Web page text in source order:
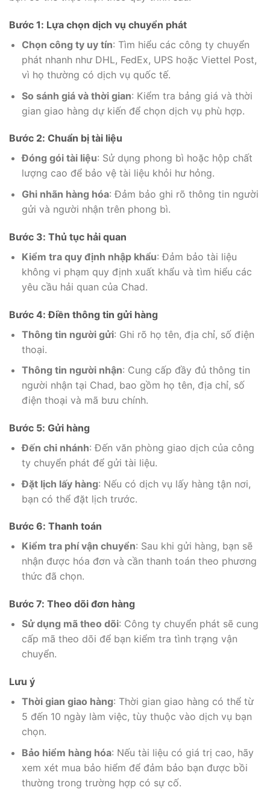
Bước 1: Lựa chọn dịch vụ chuyển phát
Chọn công ty uy tín: Tìm hiểu các công ty chuyển
phát nhanh như DHL, FedEx, UPS hoặc Viettel Post,
vì họ thường có dịch vụ quốc tế.
So sánh giá và thời gian: Kiểm tra bảng giá và thời
gian giao hàng dự kiến để chọn dịch vụ phù hợp.
Bước 2: Chuẩn bị tài liệu
Đóng gói tài liệu: Sử dụng phong bì hoặc hộp chất
lượng cao để bảo vệ tài liệu khỏi hư hỏng.
Ghi nhãn hàng hóa: Đảm bảo ghi rõ thông tin người
gửi và người nhận trên phong bì.
Bước 3: Thủ tục hải quan
Kiểm tra quy định nhập khẩu: Đảm bảo tài liệu
không vi phạm quy định xuất khẩu và tìm hiểu các
yêu cầu hải quan của Chad.
Bước 4: Điền thông tin gửi hàng
Thông tin người gửi: Ghi rõ họ tên, địa chỉ, số điện
thoại.
Thông tin người nhận: Cung cấp đầy đủ thông tin
người nhận tại Chad, bao gồm họ tên, địa chỉ, số
điện thoại và mã bưu chính.
Bước 5: Gửi hàng
Đến chi nhánh: Đến văn phòng giao dịch của công
ty chuyển phát để gửi tài liệu.
Đặt lịch lấy hàng: Nếu có dịch vụ lấy hàng tận nơi,
bạn có thể đặt lịch trước.
Bước 6: Thanh toán
Kiểm tra phí vận chuyển: Sau khi gửi hàng, bạn sẽ
nhận được hóa đơn và cần thanh toán theo phương
thức đã chọn.
Bước 7: Theo dõi đơn hàng
Sử dụng mã theo dõi: Công ty chuyển phát sẽ cung
cấp mã theo dõi để bạn kiểm tra tình trạng vận
chuyển.
Lưu ý
Thời gian giao hàng: Thời gian giao hàng có thể từ
5 đến 10 ngày làm việc, tùy thuộc vào dịch vụ bạn
chọn.
Bảo hiểm hàng hóa: Nếu tài liệu có giá trị cao, hãy
xem xét mua bảo hiểm để đảm bảo bạn được bồi
thường trong trường hợp có sự cố.